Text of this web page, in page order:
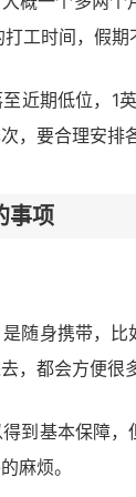
工时间，假
近期低位，1
，要合理安排
事项
随身携带，
，都会方便很多
到基本保障
麻烦。